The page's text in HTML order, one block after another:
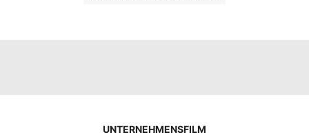
UNTERNEHMENSFILM